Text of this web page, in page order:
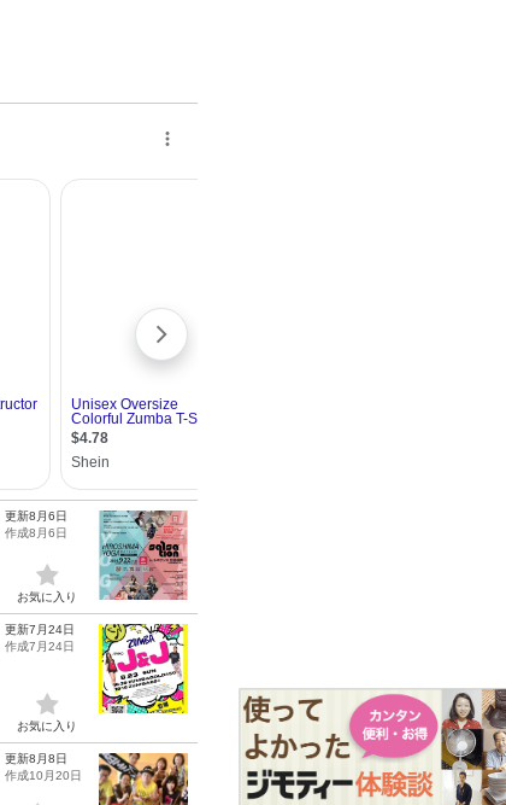
更新8月6日
作成8月6日
お気に入り
更新7月24日
作成7月24日
お気に入り
更新8月8日
作成10月20日